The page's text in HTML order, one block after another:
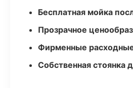
Бесплатная мойка
Прозрачное
Фирменные
Собственная стоянка